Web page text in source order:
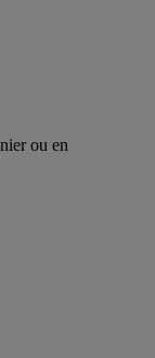
ou en